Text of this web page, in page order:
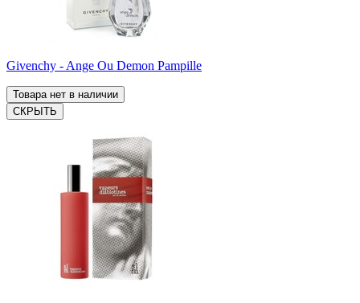
Givenchy - Ange Ou Demon Pampille
Товара нет в наличии
СКРЫТЬ